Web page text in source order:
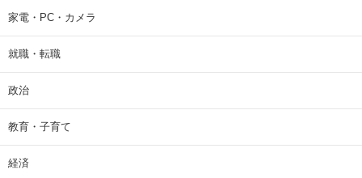
家電・PC・カメラ
就職・転職
政治
教育・子育て
経済